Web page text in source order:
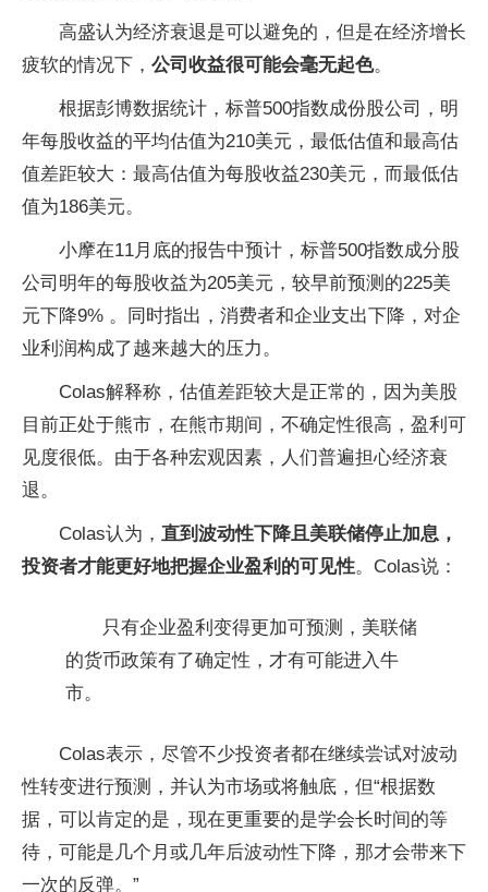
高盛认为经济衰退是可以避免的，但是在经济增长
疲软的情况下， 公司收益很可能会毫无起色。
根据彭博数据统计，标普500指数成份股公司，明
年每股收益的平均估值为210美元，最低估值和最高估
值差距较大：最高估值为每股收益230美元，而最低估
值为186美元。
小摩在11月底的报告中预计，标普500指数成分股
公司明年的每股收益为205美元，较早前预测的225美
元下降9% 。同时指出，消费者和企业支出下降，对企
业利润构成了越来越大的压力。
Colas解释称，估值差距较大是正常的，因为美股
目前正处于熊市，在熊市期间，不确定性很高，盈利可
见度很低。由于各种宏观因素，人们普遍担心经济衰
退。
Colas认为， 直到波动性下降且美联储停止加息，
投资者才能更好地把握企业盈利的可见性。Colas说：
只有企业盈利变得更加可预测，美联储
的货币政策有了确定性，才有可能进入牛
市。
Colas表示，尽管不少投资者都在继续尝试对波动
性转变进行预测，并认为市场或将触底，但“根据数
据，可以肯定的是，现在更重要的是学会长时间的等
待，可能是几个月或几年后波动性下降，那才会带来下
一次的反弹。”